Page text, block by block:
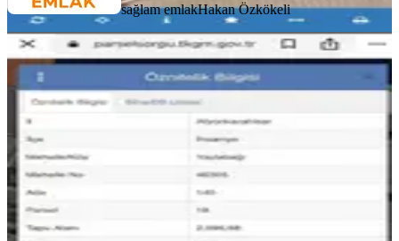
sağlam emlakHakan Özkökeli
İhsaniye Yaylabağında Yatırımlık
Arazi
262/m²·02.06.2026
Bozoklu Emlak